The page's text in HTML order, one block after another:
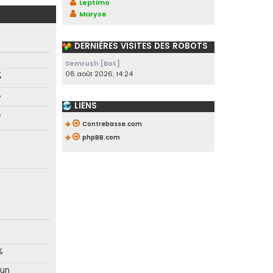
Leptimo
Maryse
DERNIÈRES VISITES DES ROBOTS
Semrush [Bot]
08 août 2026, 14:24
LIENS
Contrebasse.com
phpBB.com